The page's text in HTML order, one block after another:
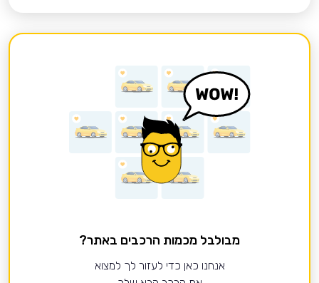
מבולבל מכמות הרכבים באתר?
אנחנו כאן כדי לעזור לך למצוא